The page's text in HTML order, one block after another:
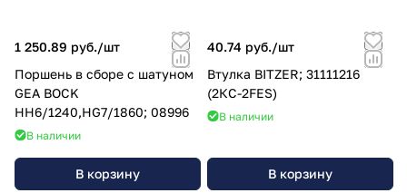
1 250.89 руб./шт
Поршень в сборе с шатуном
GEA BOCK
HН6/1240,HG7/1860; 08996
В наличии
В корзину
40.74 руб./шт
Втулка BITZER; 31111216
(2КС-2FES)
В наличии
В корзину